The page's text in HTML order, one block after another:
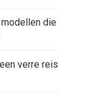
die
verre reis